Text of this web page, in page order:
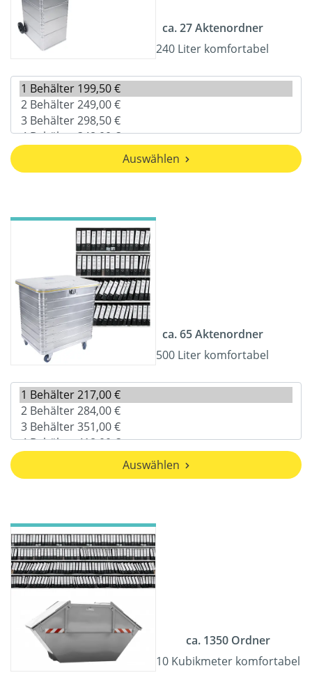
ca. 27 Aktenordner
240 Liter komfortabel
Auswählen
ca. 65 Aktenordner
500 Liter komfortabel
Auswählen
ca. 1350 Ordner
10 Kubikmeter komfortabel